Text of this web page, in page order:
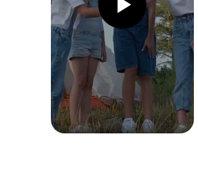
СТОИМОСТЬ КУРСА
29 900 ₽